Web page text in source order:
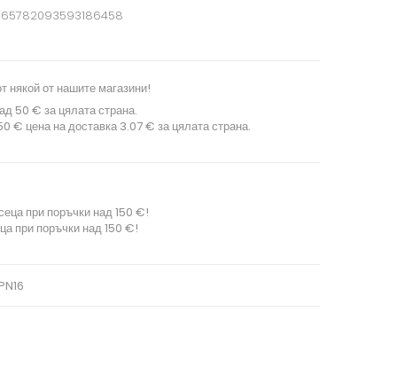
някой от нашите магазини!
50 € за цялата страна.
€ цена на доставка 3.07 € за цялата страна.
при поръчки над 150 €!
при поръчки над 150 €!